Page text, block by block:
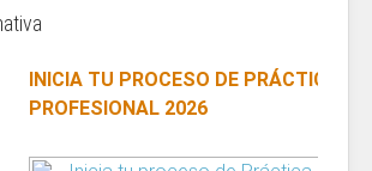
1 2
DE PRÁCTICA
2026